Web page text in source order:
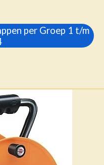
per Groep 1 t/m